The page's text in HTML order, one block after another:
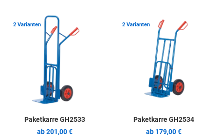
2 Varianten Zur Merkliste hinzufügen
Paketkarre GH2533
ab201,00 €
2 Varianten
Paketkarre GH2534
ab 179,00 €